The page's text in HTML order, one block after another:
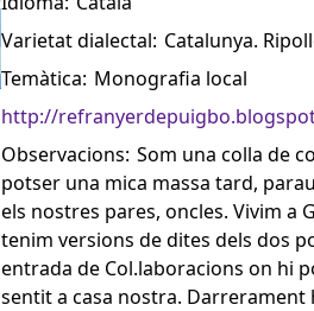
Varietat dialectal: Catalunya.
Temàtica: Monografia local
http://
Observacions: Som una colla de
potser una mica massa tard,
els nostres pares, oncles. Vivim a
tenim versions de dites dels dos
entrada de Col.laboracions on hi
sentit a casa nostra.